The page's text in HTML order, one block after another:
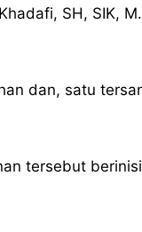
SH, SIK,
dan, satu
tersebut